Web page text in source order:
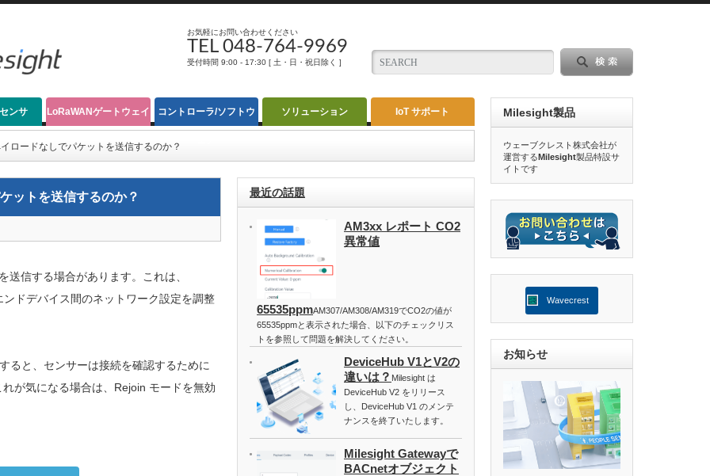
お気軽にお問い合わせください
TEL 048-764-9969
受付時間 9:00 - 17:30 [ 土・日・祝日除く ]
ンサ LoRaWANゲートウェイ コントローラ/ソフトウ ソリューション IoT サポート
ロードなしでパケットを送信するのか？
ットを送信するのか？
送信する場合があります。これは、
ドデバイス間のネットワーク設定を調整
ると、センサーは接続を確認するために
が気になる場合は、Rejoin モードを無効
最近の話題
AM3xx レポート CO2
異常値
65535ppmAM307/AM308/AM319でCO2の値が
65535ppmと表示された場合、以下のチェックリス
トを参照して問題を解決してください。
DeviceHub V1とV2の
違いは？ Milesight は
DeviceHub V2 をリリース
し、DeviceHub V1 のメンテ
ナンスを終了いたします。
Milesight Gatewayで
BACnetオブジェクト
Milesight製品
ウェーブクレスト株式会社が
運営するMilesight製品特設サ
イトです
Wavecrest
お知らせ